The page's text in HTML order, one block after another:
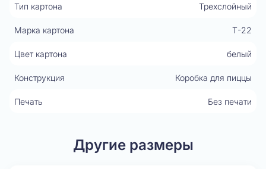
Тип картона Трехслойный
Марка картона Т-22
Цвет картона белый
Конструкция Коробка для пиццы
Печать Без печати
Другие размеры